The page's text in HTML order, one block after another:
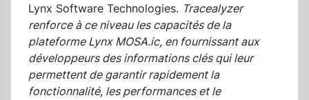
Lynx Software Technologies. Tracealyzer
renforce à ce niveau les capacités de la
plateforme Lynx MOSA.ic, en fournissant aux
développeurs des informations clés qui leur
permettent de garantir rapidement la
fonctionnalité, les performances et le